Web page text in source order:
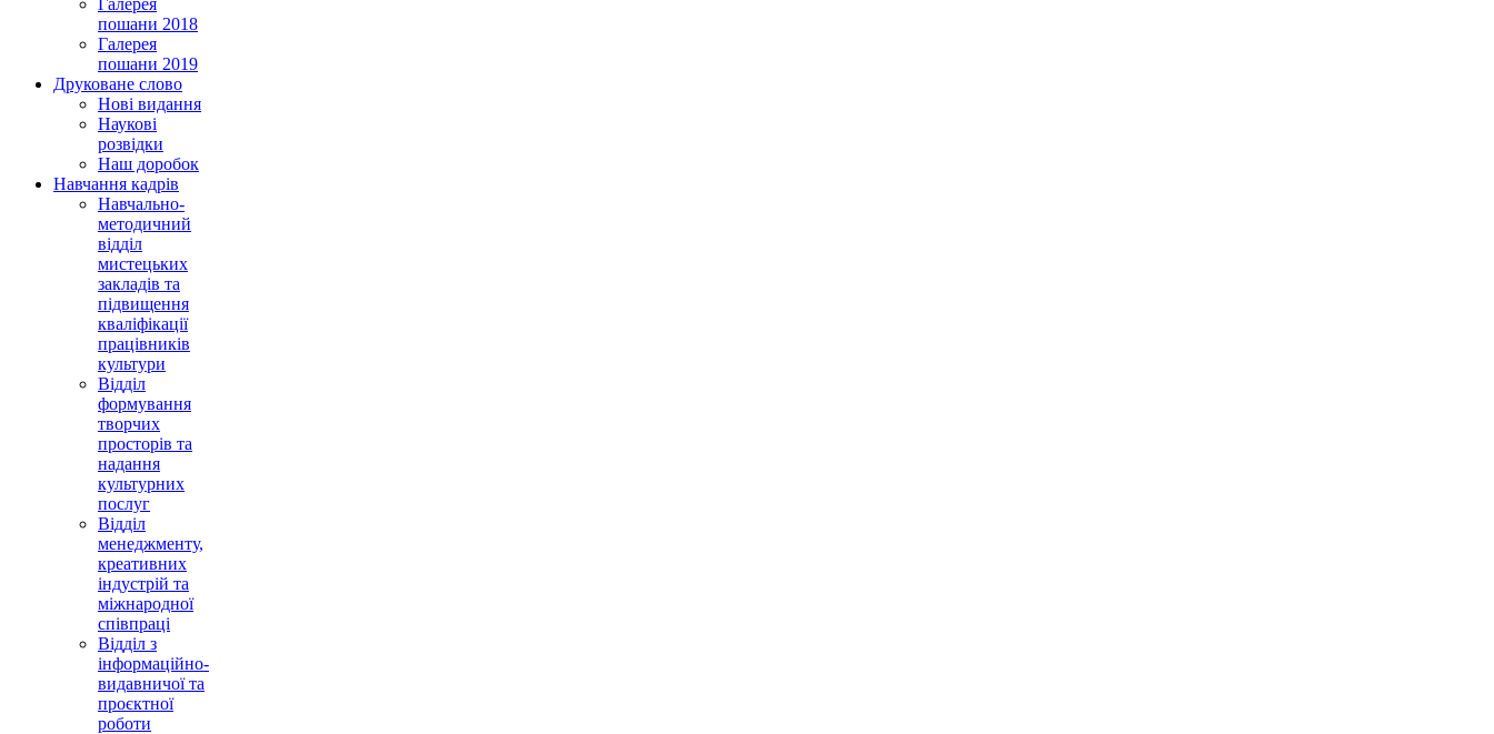
Галерея
пошани 2018
Галерея
пошани 2019
Друковане слово
Нові видання
Наукові
розвідки
Наш доробок
Навчання кадрів
Навчально-
методичний
відділ
мистецьких
закладів та
підвищення
кваліфікації
працівників
культури
Відділ
формування
творчих
просторів та
надання
культурних
послуг
Відділ
менеджменту,
креативних
індустрій та
міжнародної
співпраці
Відділ з
інформаційно-
видавничої та
проєктної
роботи